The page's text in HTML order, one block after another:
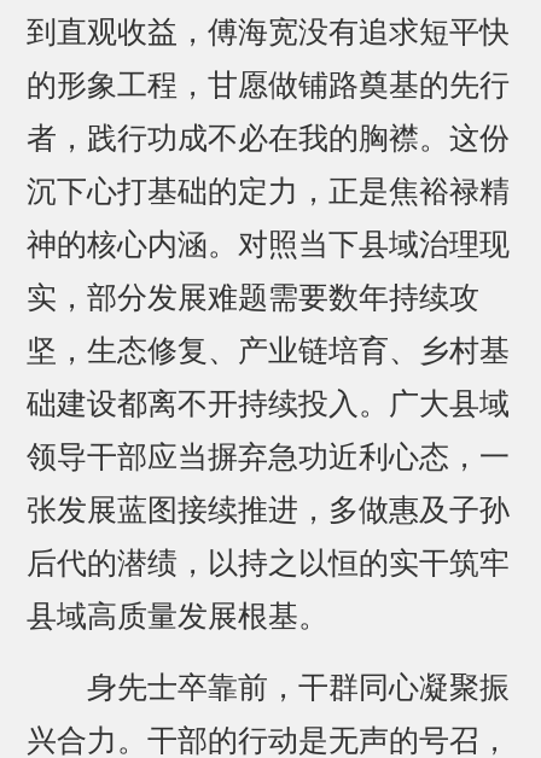
到直观收益，傅海宽没有追求短平快
的形象工程，甘愿做铺路奠基的先行
者，践行功成不必在我的胸襟。这份
沉下心打基础的定力，正是焦裕禄精
神的核心内涵。对照当下县域治理现
实，部分发展难题需要数年持续攻
坚，生态修复、产业链培育、乡村基
础建设都离不开持续投入。广大县域
领导干部应当摒弃急功近利心态，一
张发展蓝图接续推进，多做惠及子孙
后代的潜绩，以持之以恒的实干筑牢
县域高质量发展根基。
身先士卒靠前，干群同心凝聚振
兴合力。干部的行动是无声的号召，